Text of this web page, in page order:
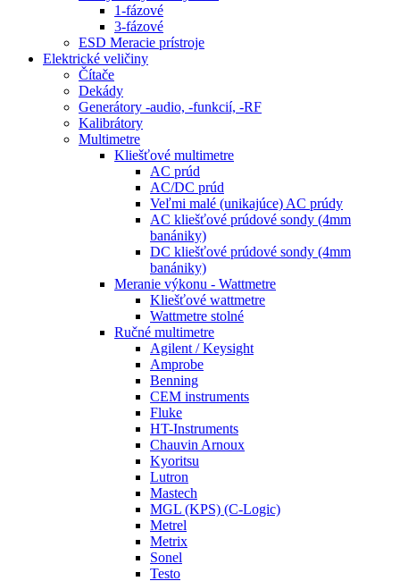
1-fázové
3-fázové
ESD Meracie prístroje
Elektrické veličiny
Čítače
Dekády
Generátory -audio, -funkcií, -RF
Kalibrátory
Multimetre
Kliešťové multimetre
AC prúd
AC/DC prúd
Veľmi malé (unikajúce) AC prúdy
AC kliešťové prúdové sondy (4mm
banániky)
DC kliešťové prúdové sondy (4mm
banániky)
Meranie výkonu - Wattmetre
Kliešťové wattmetre
Wattmetre stolné
Ručné multimetre
Agilent / Keysight
Amprobe
Benning
CEM instruments
Fluke
HT-Instruments
Chauvin Arnoux
Kyoritsu
Lutron
Mastech
MGL (KPS) (C-Logic)
Metrel
Metrix
Sonel
Testo